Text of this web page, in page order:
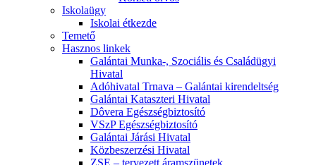
Iskolaügy
Iskolai étkezde
Temető
Hasznos linkek
Galántai Munka-, Szociális és Családügyi
Hivatal
Adóhivatal Trnava – Galántai kirendeltség
Galántai Kataszteri Hivatal
Dôvera Egészségbiztosító
VSzP Egészségbiztosító
Galántai Járási Hivatal
Közbeszerzési Hivatal
ZSE – tervezett áramszünetek